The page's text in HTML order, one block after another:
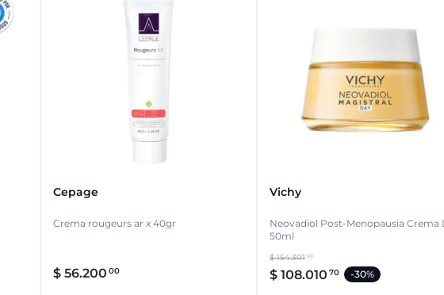
Cepage
Crema rougeurs ar x 40gr
$ 56.200 00
Vichy
Neovadiol Post-Menopausia Crema
50ml
$ 154.301 00
$ 108.010 70 -30%